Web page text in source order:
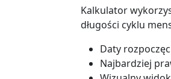
Kalkulator
długości cyklu
Daty
Najbardziej